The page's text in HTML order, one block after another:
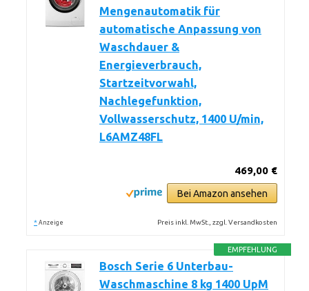
Mengenautomatik für
automatische Anpassung von
Waschdauer &
Energieverbrauch,
Startzeitvorwahl,
Nachlegefunktion,
Vollwasserschutz, 1400 U/min,
L6AMZ48FL
469,00 €
Bei Amazon ansehen
* Anzeige Preis inkl. MwSt., zzgl. Versandkosten
EMPFEHLUNG
Bosch Serie 6 Unterbau-
Waschmaschine 8 kg 1400 UpM